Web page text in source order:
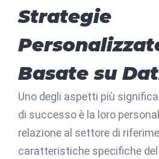
Strategie
Basate su
Uno degli aspetti più
di successo è la loro
relazione al settore di
caratteristiche specifiche